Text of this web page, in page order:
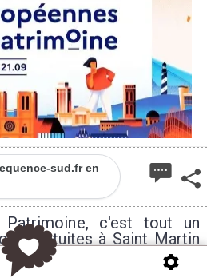
sud.fr en
c'est tout un
gratuites à Saint Martin